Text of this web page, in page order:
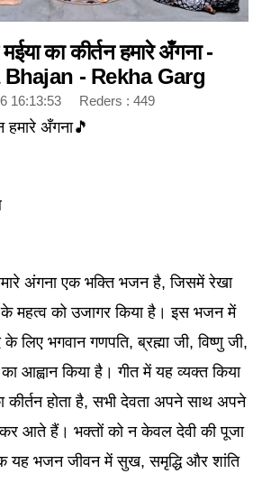
का कीर्तन हमारे अँगना -
- Rekha Garg
16:13:53 Reders : 449
हमारे अँगना🎵
अंगना एक भक्ति भजन है, जिसमें रेखा
के महत्व को उजागर किया है। इस भजन में
लिए भगवान गणपति, ब्रह्मा जी, विष्णु जी,
आह्वान किया है। गीत में यह व्यक्त किया
कीर्तन होता है, सभी देवता अपने साथ अपने
आते हैं। भक्तों को न केवल देवी की पूजा
यह भजन जीवन में सुख, समृद्धि और शांति